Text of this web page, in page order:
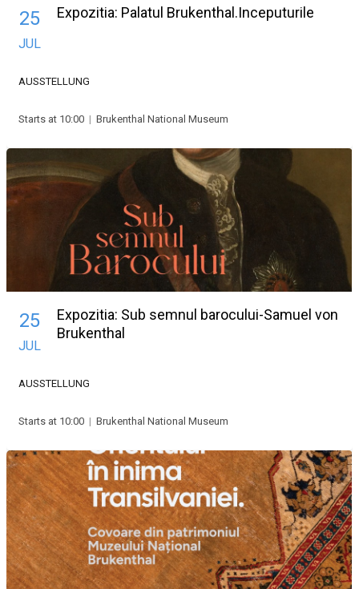
25
JUL
Expozitia: Palatul Brukenthal.Inceputurile
AUSSTELLUNG
Starts at 10:00 | Brukenthal National Museum
25
JUL
Expozitia: Sub semnul barocului-Samuel von
Brukenthal
AUSSTELLUNG
Starts at 10:00 | Brukenthal National Museum